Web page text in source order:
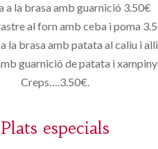
a la brasa amb guarnició 3.50€
al forn amb ceba i poma
la brasa amb patata al caliu i
guarnició de patata i
Creps….3.50€.
Plats especials